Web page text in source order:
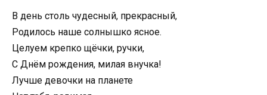
В день столь чудесный, прекрасный,
Родилось наше солнышко ясное.
Целуем крепко щёчки, ручки,
С Днём рождения, милая внучка!
Лучше девочки на планете